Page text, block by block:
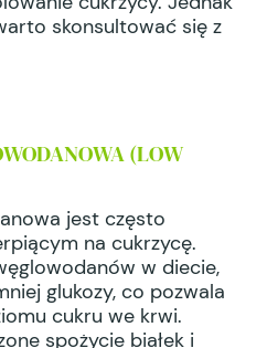
skonsultować się z
(LOW
jest często
na cukrzycę.
w diecie,
glukozy, co pozwala
cukru we krwi.
spożycie białek i